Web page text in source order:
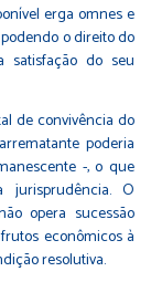
erga omnes e
o direito do
satisfação do seu
de convivência do
poderia
-, o que
O
opera sucessão
econômicos à
resolutiva.